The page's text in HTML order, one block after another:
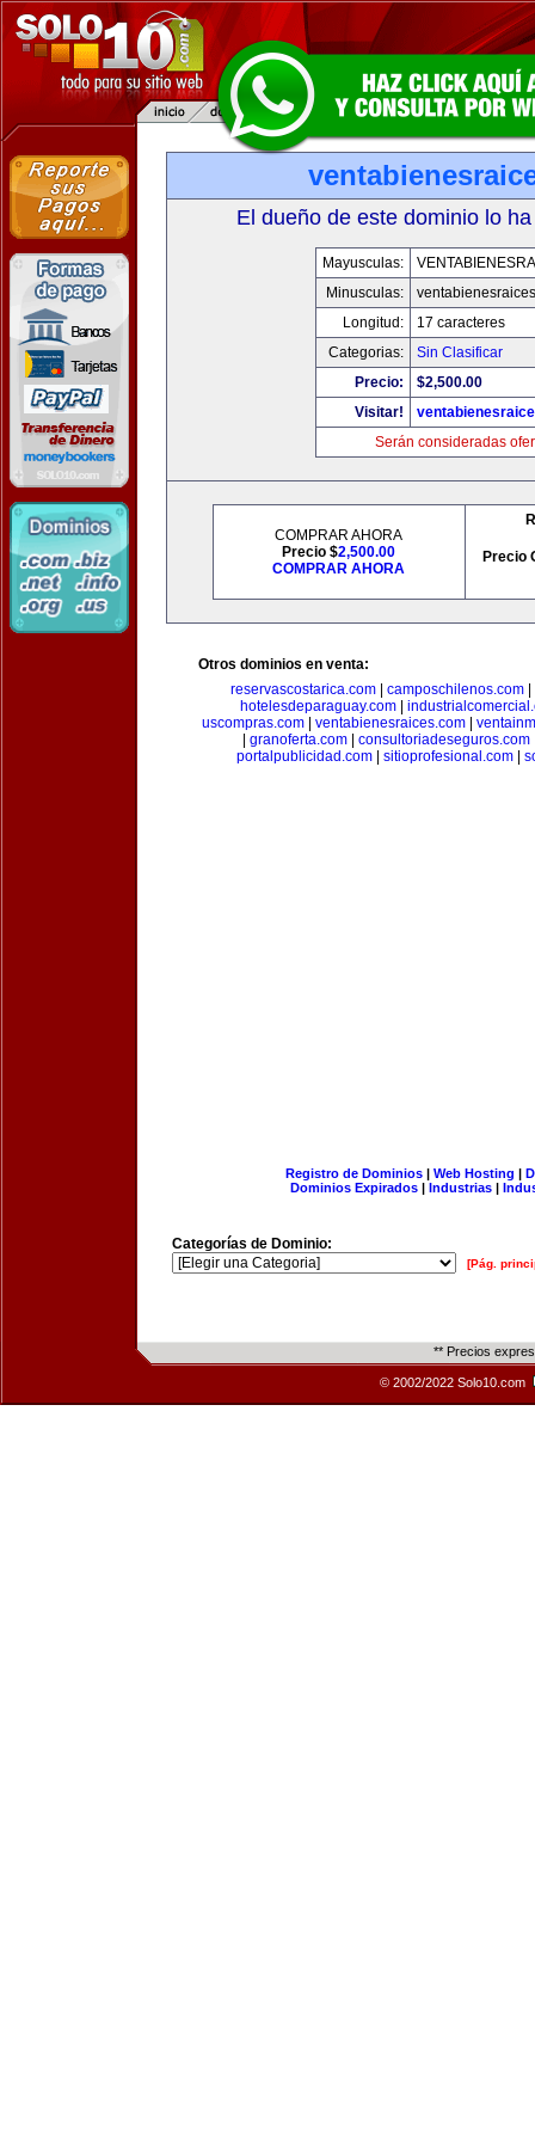
El dueño de este dominio lo
Mayusculas:
Minusculas:
Longitud:
17 caracteres
Categorias:
Sin Clasificar
Precio:
$2,500.00
Visitar!
Serán consideradas
COMPRAR AHORA
Precio $2,500.00
COMPRAR AHORA
Precio
Otros dominios en venta:
reservascostarica.com
camposchilenos.com
hotelesdeparaguay.com|
uscompras.com| ventabienesraices.com|
granoferta.com| consultoriadeseguros.com
portalpublicidad.com
sitioprofesional.com
Registro de Dominios| Web Hosting |
Dominios Expirados | Industrias |
Categorías de Dominio:
[Pág.
** Precios
© 2002/2022 Solo10.com